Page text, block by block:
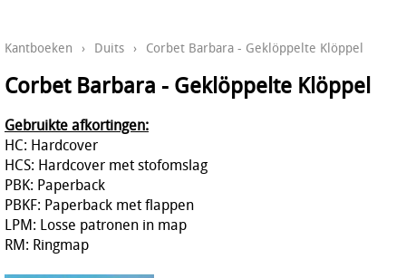
Kantboeken › Duits › Corbet Barbara - Geklöppelte Klöppel
Corbet Barbara - Geklöppelte Klöppel
Gebruikte afkortingen:
HC: Hardcover
HCS: Hardcover met stofomslag
PBK: Paperback
PBKF: Paperback met flappen
LPM: Losse patronen in map
RM: Ringmap